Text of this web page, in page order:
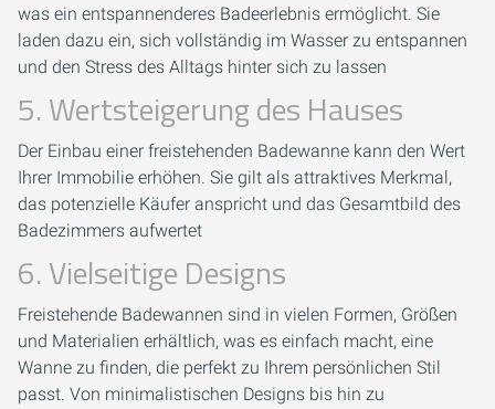
was ein entspannenderes Badeerlebnis ermöglicht. Sie
laden dazu ein, sich vollständig im Wasser zu entspannen
und den Stress des Alltags hinter sich zu lassen
5. Wertsteigerung des Hauses
Der Einbau einer freistehenden Badewanne kann den Wert
Ihrer Immobilie erhöhen. Sie gilt als attraktives Merkmal,
das potenzielle Käufer anspricht und das Gesamtbild des
Badezimmers aufwertet
6. Vielseitige Designs
Freistehende Badewannen sind in vielen Formen, Größen
und Materialien erhältlich, was es einfach macht, eine
Wanne zu finden, die perfekt zu Ihrem persönlichen Stil
passt. Von minimalistischen Designs bis hin zu